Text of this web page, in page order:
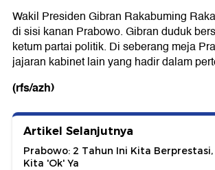
Wakil Presiden Gibran Rakabuming
di sisi kanan Prabowo. Gibran duduk
ketum partai politik. Di seberang meja
jajaran kabinet lain yang hadir dalam
(rfs/azh)
Artikel Selanjutnya
Prabowo: 2 Tahun Ini Kita Berprestasi,
Kita 'Ok' Ya